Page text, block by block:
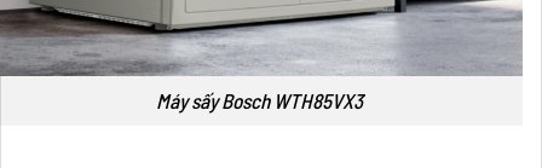
Máy sấy Bosch WTH85VX3